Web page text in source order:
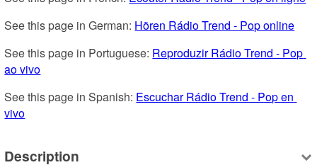
See this page in German: Hören Rádio Trend - Pop online
See this page in Portuguese: Reproduzir Rádio Trend - Pop
ao vivo
See this page in Spanish: Escuchar Rádio Trend - Pop en
vivo
Description